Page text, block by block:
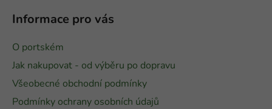
Informace pro vás
O portském
Jak nakupovat - od výběru po dopravu
Všeobecné obchodní podmínky
Podmínky ochrany osobních údajů